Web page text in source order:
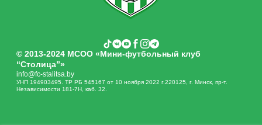
© 2013-2024 МСОО «Мини-футбольный клуб
“Столица”»
info@fc-stalitsa.by
УНП 194903495. ТР РБ 545167 от 10 ноября 2022 г.220125, г. Минск, пр-т.
Независимости 181-7Н, каб. 32.